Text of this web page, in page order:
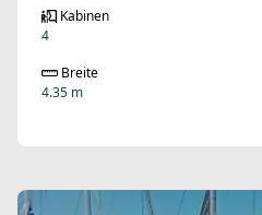
Kabinen
4
Breite
4.35 m